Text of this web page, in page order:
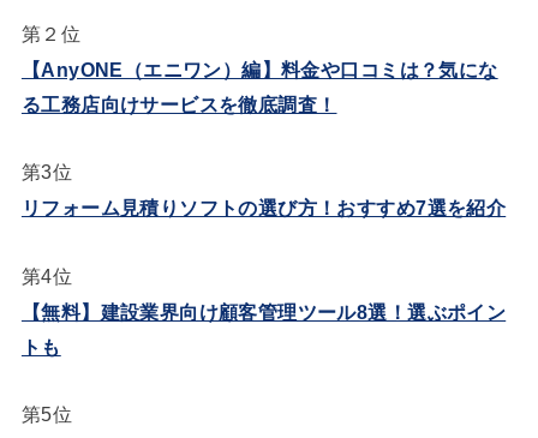
第２位
【AnyONE（エニワン）編】料金や口コミは？気にな
る工務店向けサービスを徹底調査！
第3位
リフォーム見積りソフトの選び方！おすすめ7選を紹介
第4位
【無料】建設業界向け顧客管理ツール8選！選ぶポイン
トも
第5位